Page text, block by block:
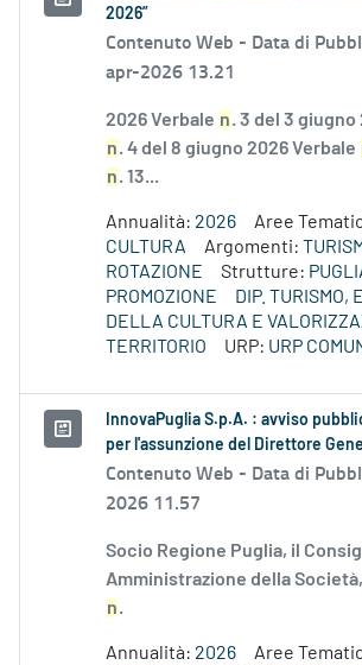
2026”
Contenuto Web - Data di
apr-2026 13.21
2026 Verbale n. 3 del 3 giugno
n. 4 del 8 giugno 2026 Verbale
n. 13...
Annualità: 2026 Aree
CULTURA
Argomenti:
ROTAZIONE
Strutture:
PROMOZIONE
DIP. TURISMO,
DELLA CULTURA E
TERRITORIO
URP: URP
InnovaPuglia S.p.A. : avviso
per l'assunzione del Direttore
Contenuto Web - Data di
2026 11.57
Socio Regione Puglia, il
Amministrazione della
n.
Annualità: 2026
Aree